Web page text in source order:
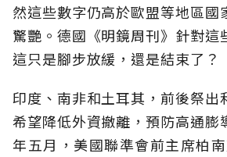
然這些數字仍高於歐盟等地區國
驚艷。德國《明鏡周刊》針對這
這只是腳步放緩，還是結束了？
印度、南非和土耳其，前後祭出
希望降低外資撤離，預防高通膨
年五月，美國聯準會前主席柏